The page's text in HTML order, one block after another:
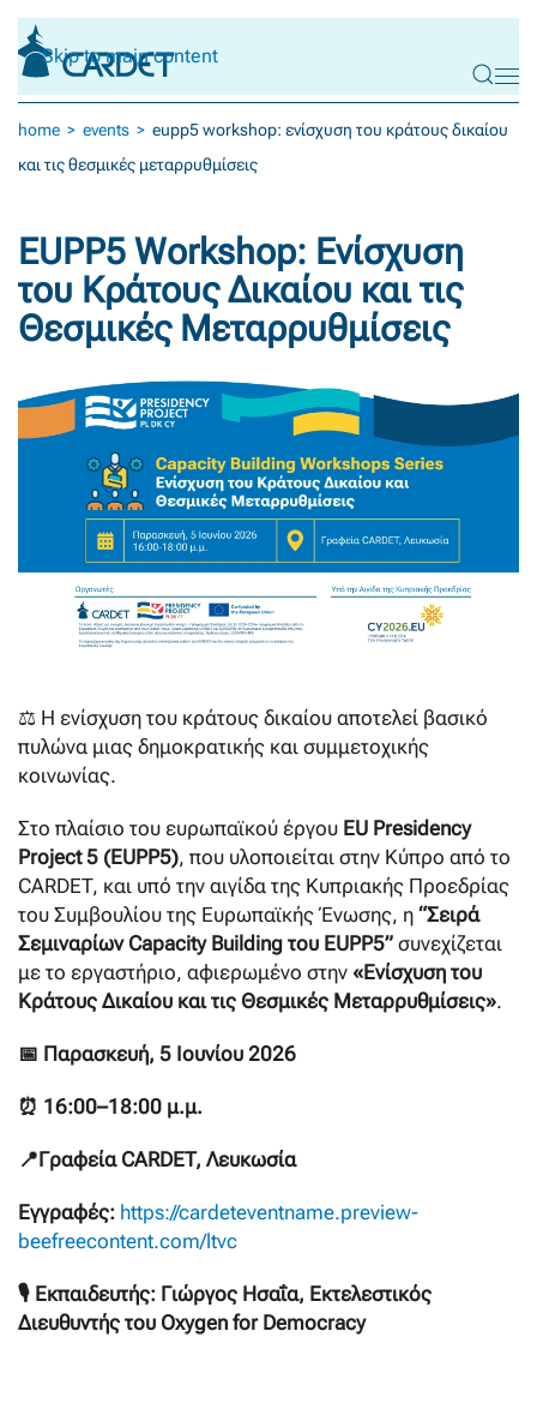
Skip to main content
home events
eupp5 workshop: ενίσχυση του κράτους δικαίου
και τις θεσμικές μεταρρυθμίσεις
EUPP5 Workshop: Ενίσχυση
του Κράτους Δικαίου και τις
Θεσμικές Μεταρρυθμίσεις
⚖️ Η ενίσχυση του κράτους δικαίου αποτελεί βασικό
πυλώνα μιας δημοκρατικής και συμμετοχικής
κοινωνίας.
Στο πλαίσιο του ευρωπαϊκού έργου EU Presidency
Project 5 (EUPP5), που υλοποιείται στην Κύπρο από το
CARDET, και υπό την αιγίδα της Κυπριακής Προεδρίας
του Συμβουλίου της Ευρωπαϊκής Ένωσης, η “Σειρά
Σεμιναρίων Capacity Building του ΕUPP5” συνεχίζεται
με το εργαστήριο, αφιερωμένο στην «Ενίσχυση του
Κράτους Δικαίου και τις Θεσμικές Μεταρρυθμίσεις».
📅 Παρασκευή, 5 Ιουνίου 2026
⏰ 16:00–18:00 μ.μ.
📍Γραφεία CARDET, Λευκωσία
Εγγραφές: https://cardeteventname.preview-
beefreecontent.com/ltvc
🎙 Εκπαιδευτής: Γιώργος Ησαΐα, Εκτελεστικός
Διευθυντής του Oxygen for Democracy